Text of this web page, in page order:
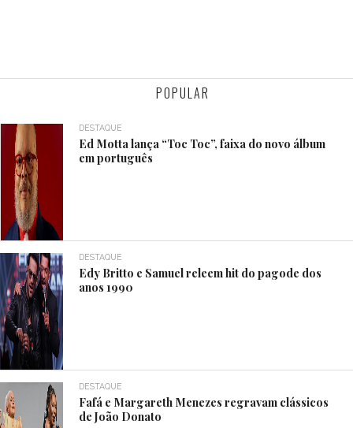
POPULAR
DESTAQUE
Ed Motta lança “Toc Toc”, faixa do novo álbum
em português
DESTAQUE
Edy Britto e Samuel releem hit do pagode dos
anos 1990
DESTAQUE
Fafá e Margareth Menezes regravam clássicos
de João Donato